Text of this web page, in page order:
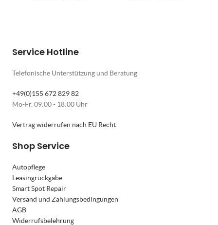
Service Hotline
Telefonische Unterstützung und Beratung
+49(0)155 672 829 82
Mo-Fr, 09:00 - 18:00 Uhr
Vertrag widerrufen nach EU Recht
Shop Service
Autopflege
Leasingrückgabe
Smart Spot Repair
Versand und Zahlungsbedingungen
AGB
Widerrufsbelehrung